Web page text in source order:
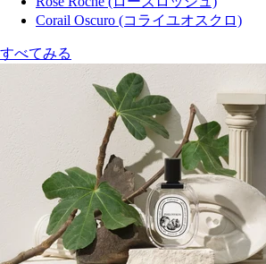
Corail Oscuro (コライユオスクロ)
すべてみる